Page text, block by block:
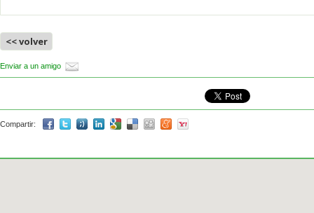
<< volver
Enviar a un amigo
Compartir: